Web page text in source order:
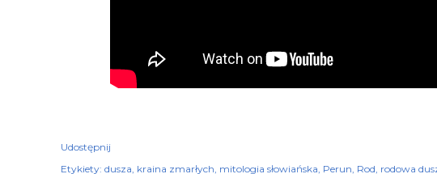
Udostępnij
Etykiety: dusza kraina zmarłych mitologia słowiańska Perun Rod rodowa